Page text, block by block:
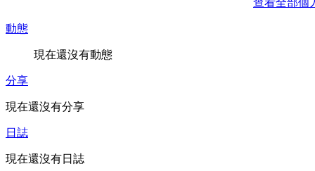
動態
現在還沒有動態
分享
現在還沒有分享
日誌
現在還沒有日誌